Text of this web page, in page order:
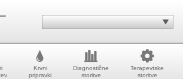
Krvni
pripravki
Diagnostične
storitve
Terapevtske
storitve